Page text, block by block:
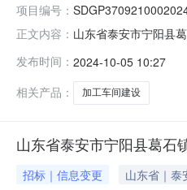
项目编号：
正文内容： 山东省泰安市宁阳县
浮率、折扣率或费率
日起至2024年11月
发布时间： 2024-10-05 10:27
相关产品：
加工车间建设
山东省泰安市宁阳县葛石
招标｜信息变更 山东省｜泰